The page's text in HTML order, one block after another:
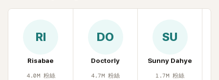
RI
Risabae
4.0M 粉絲
DO
Doctorly
4.7M 粉絲
SU
Sunny Dahye
1.7M 粉絲